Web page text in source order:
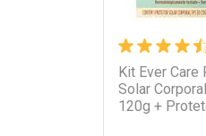
Ativar
Kit Ever Care
Solar
120g +